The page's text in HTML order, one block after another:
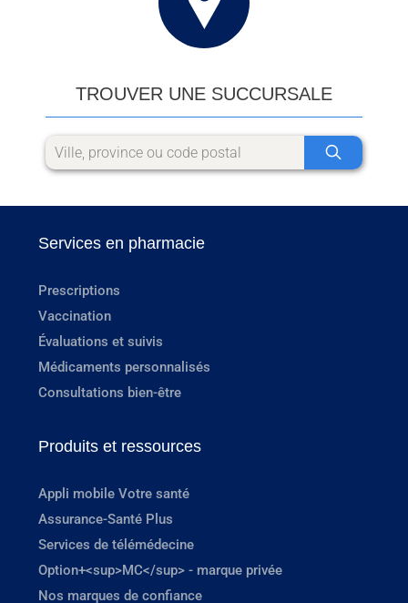
TROUVER UNE SUCCURSALE
Services en pharmacie
Prescriptions
Vaccination
Évaluations et suivis
Médicaments personnalisés
Consultations bien-être
Produits et ressources
Appli mobile Votre santé
Assurance-Santé Plus
Services de télémédecine
Option+<sup>MC</sup> - marque privée
Nos marques de confiance